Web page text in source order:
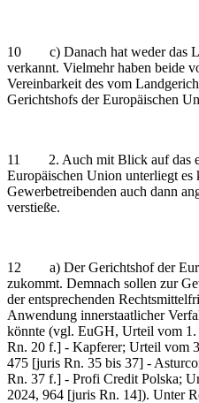
10 c) Danach hat weder das
verkannt. Vielmehr haben beide
Vereinbarkeit des vom
Gerichtshofs der Europäischen
11 2. Auch mit Blick auf das
Europäischen Union unterliegt es
Gewerbetreibenden auch dann
verstieße.
12 a) Der Gerichtshof der
zukommt. Demnach sollen zur
der entsprechenden
Anwendung innerstaatlicher
könnte (vgl. EuGH, Urteil vom
Rn. 20 f.] - Kapferer; Urteil vom
475 [juris Rn. 35 bis 37] -
Rn. 37 f.] - Profi Credit Polska;
2024, 964 [juris Rn. 14]). Unter